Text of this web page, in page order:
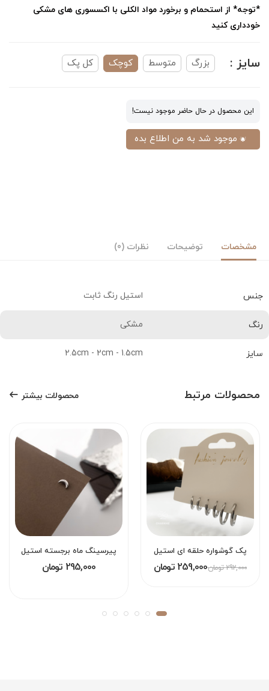
*توجه* از استحمام و برخورد مواد الکلی با اکسسوری های مشکی
خودداری کنید
سایز : بزرگ متوسط کوچک کل‌ پک
این محصول در حال حاضر موجود نیست!
موجود شد به من اطلاع بده
مشخصات توضیحات نظرات (0)
جنس استیل رنگ ثابت
رنگ مشکی
سایز 2.5cm - 2cm - 1.5cm
محصولات مرتبط محصولات بیشتر
پک گوشواره حلقه ای استیل
259,000 تومان 292,000 تومان
پیرسینگ ماه برجسته استیل
295,000 تومان